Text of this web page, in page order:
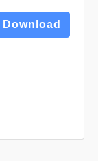
Download